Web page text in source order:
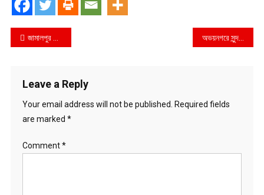
Post
জামালপুর সরিষাবাড়ীতে মাদক প্রতিরোধে বই বিতরণ
Leave a Reply
Your email address will not be published.
Required fields
are marked *
Comment*